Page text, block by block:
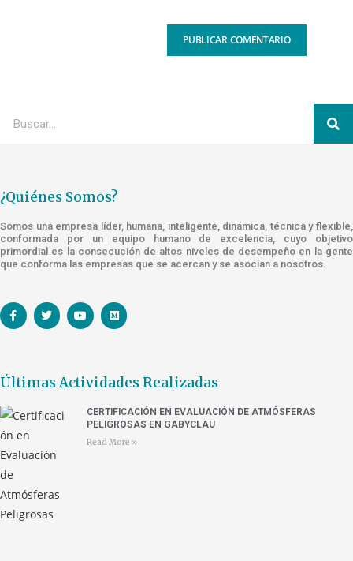
¿Quiénes Somos?
Somos una empresa líder, humana, inteligente, dinámica, técnica y flexible,
conformada por un equipo humano de excelencia, cuyo objetivo
primordial es la consecución de altos niveles de desempeño en la gente
que conforma las empresas que se acercan y se asocian a nosotros.
Últimas Actividades Realizadas
CERTIFICACIÓN EN EVALUACIÓN DE ATMÓSFERAS
PELIGROSAS EN GABYCLAU
Read More »